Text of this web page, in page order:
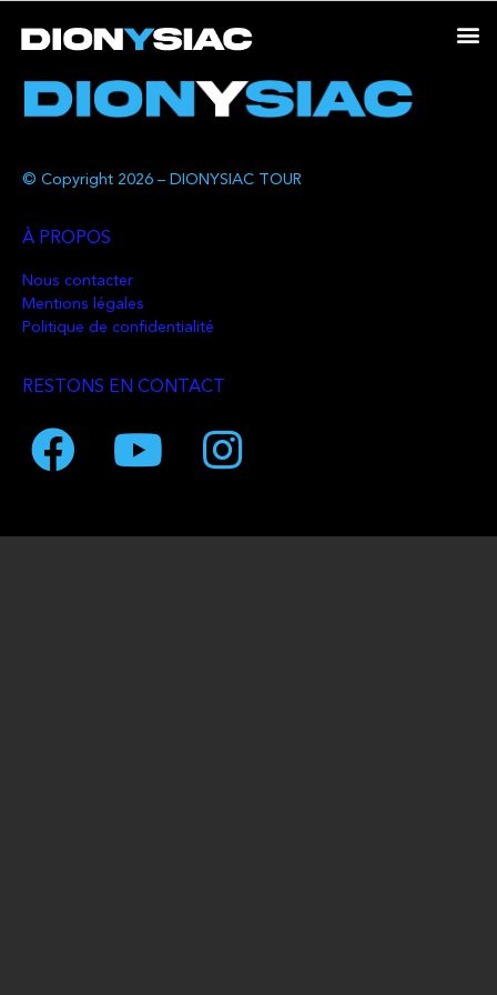
© Copyright 2026 – DIONYSIAC TOUR
À PROPOS
Nous contacter
Mentions légales
Politique de confidentialité
RESTONS EN CONTACT